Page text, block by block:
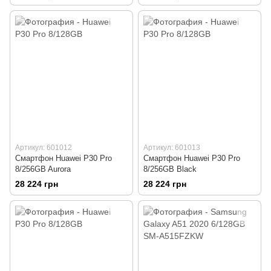
Артикул: 601012
Смартфон Huawei P30 Pro
8/256GB Aurora
28 224 грн
Артикул: 601013
Смартфон Huawei P30 Pro
8/256GB Black
28 224 грн